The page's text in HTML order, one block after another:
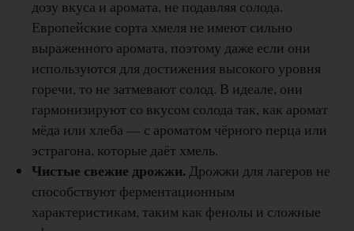
дозу вкуса и аромата, не подавляя солода.
Европейские сорта хмеля не имеют сильно
выраженного аромата, поэтому даже если они
используются для достижения высокого уровня
горечи, то не затмевают солод. В идеале, они
гармонизируют со вкусом солода так, как аромат
мёда или хлеба — с ароматом чёрного перца или
эстрагона, которые даёт хмель.
Чистые свежие дрожжи. Дрожжи для лагеров не
способствуют ферментационным
характеристикам, таким как фенолы и сложные